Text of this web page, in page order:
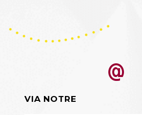


VIA NOTRE